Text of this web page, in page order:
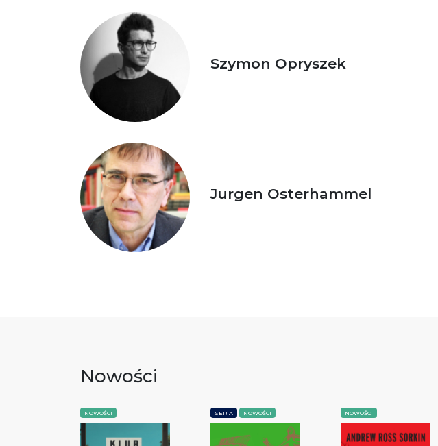
Szymon Opryszek
Jurgen Osterhammel
Nowości
NOWOŚCI SERIA NOWOŚCI NOWOŚCI